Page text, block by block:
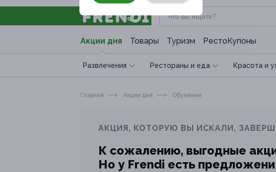
Акции дня Товары Туризм РестоКупоны
Развлечения Рестораны и еда Красота и
Главная Акции дня Обучение
АКЦИЯ, КОТОРУЮ ВЫ ИСКАЛИ,
К сожалению, выгодные
Но у Frendi есть